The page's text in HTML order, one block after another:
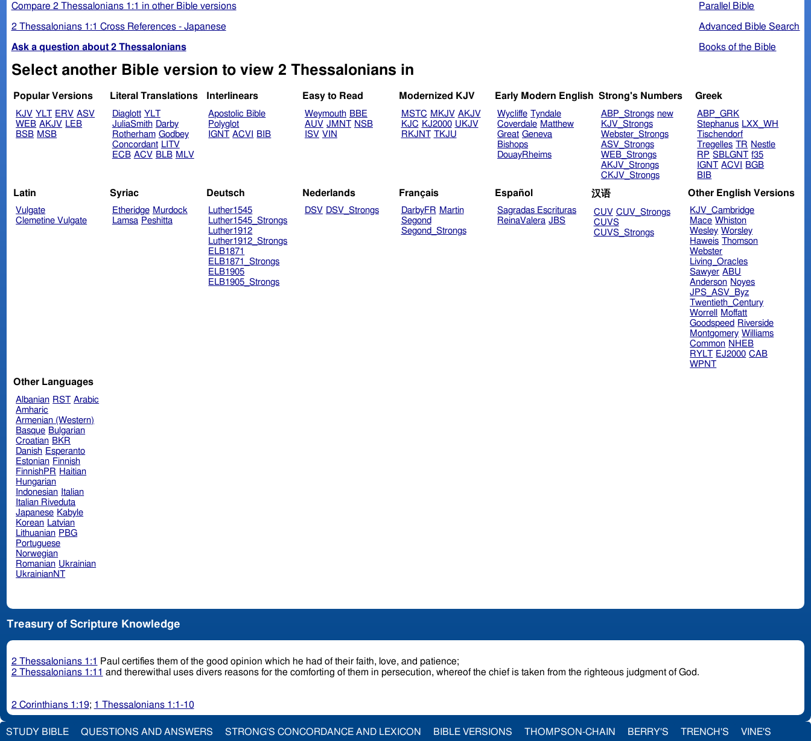
Parallel Bible
Advanced Bible Search
Books of the Bible
Compare 2 Thessalonians 1:1 in other Bible versions
2 Thessalonians 1:1 Cross References - Japanese
Ask a question about 2 Thessalonians
Select another Bible version to view 2 Thessalonians in
Popular Versions
KJV YLT ERV ASV
WEB AKJV LEB
BSB MSB
Literal Translations
Diaglott YLT
JuliaSmith Darby
Rotherham Godbey
Concordant LITV
ECB ACV BLB MLV
Interlinears
Apostolic Bible
Polyglot
IGNT ACVI BIB
Easy to Read
Weymouth BBE
AUV JMNT NSB
ISV VIN
Modernized KJV
MSTC MKJV AKJV
KJC KJ2000 UKJV
RKJNT TKJU
Early Modern English
Wycliffe Tyndale
Coverdale Matthew
Great Geneva
Bishops
DouayRheims
Strong's Numbers
ABP_Strongs new
KJV_Strongs
Webster_Strongs
ASV_Strongs
WEB_Strongs
AKJV_Strongs
CKJV_Strongs
Greek
ABP_GRK
Stephanus LXX_WH
Tischendorf
Tregelles TR Nestle
RP SBLGNT f35
IGNT ACVI
BGB
BIB
Latin
Vulgate
Clemetine Vulgate
Syriac
Etheridge Murdock
Lamsa Peshitta
Deutsch
Luther1545
Luther1545_Strongs
Luther1912
Luther1912_Strongs
ELB1871
ELB1871_Strongs
ELB1905
ELB1905_Strongs
Nederlands
DSV DSV_Strongs
Français
DarbyFR Martin
Segond
Segond_Strongs
Español
Sagradas Escrituras
ReinaValera JBS
汉语
CUV CUV_Strongs
CUVS
CUVS_Strongs
Other English Versions
KJV_Cambridge
Mace Whiston
Wesley Worsley
Haweis Thomson
Webster
Living_Oracles
Sawyer ABU
Anderson Noyes
JPS_ASV_Byz
Twentieth_Century
Worrell
Moffatt
Goodspeed Riverside
Montgomery Williams
Common NHEB
RYLT EJ2000 CAB
WPNT
Other Languages
Albanian RST Arabic
Amharic
Armenian (Western)
Basque Bulgarian
Croatian BKR
Danish Esperanto
Estonian Finnish
FinnishPR Haitian
Hungarian
Indonesian Italian
Italian Riveduta
Japanese Kabyle
Korean Latvian
Lithuanian PBG
Portuguese
Norwegian
Romanian Ukrainian
UkrainianNT
Treasury of Scripture Knowledge
2 Thessalonians 1:1
Paul certifies them of the good opinion which he had of their faith, love, and patience;
2 Thessalonians 1:11 and therewithal uses divers reasons for the comforting of them in persecution, whereof the chief is taken from the righteous judgment of God.
2 Corinthians 1:19; 1 Thessalonians 1:1-10
STUDY BIBLE QUESTIONS AND ANSWERS STRONG'S CONCORDANCE AND LEXICON BIBLE VERSIONS THOMPSON-CHAIN BERRY'S TRENCH'S VINE'S